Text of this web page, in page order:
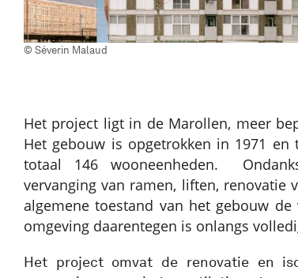
© Séverin Malaud
Het project ligt in de Marollen, meer
Het gebouw is opgetrokken in 1971
totaal 146 wooneenheden.
vervanging van ramen, liften, renovatie
algemene toestand van het gebouw
omgeving daarentegen is onlangs
Het project omvat de renovatie en